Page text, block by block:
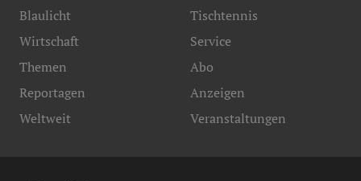
Blaulicht
Tischtennis
Wirtschaft
Themen
Reportagen
Weltweit
Service
Abo
Anzeigen
Veranstaltungen